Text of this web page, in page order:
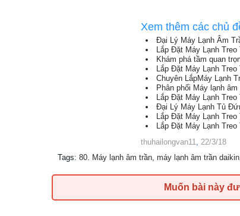
Xem thêm các chủ
Đại Lý Máy Lạnh Âm
Lắp Đặt Máy Lạnh
Khám phá tầm quan
Lắp Đặt Máy Lạnh
Chuyên LắpMáy Lạnh
Phân phối Máy lạnh
Lắp Đặt Máy Lạnh
Đại Lý Máy Lạnh Tủ
Lắp Đặt Máy Lạnh
Lắp Đặt Máy Lạnh
thuhailongvan11, 22/3/18
Tags: 80. Máy lạnh âm trần, máy lạnh âm trần daikin
Muốn bài này